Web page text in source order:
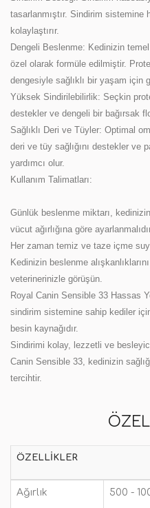
tasarlanmıştır. Sindirim
kolaylaştırır.
Dengeli Beslenme: Kedinizin
özel olarak formüle edilmiştir.
dengesiyle sağlıklı bir yaşam için
Yüksek Sindirilebilirlik: Seçkin
destekler ve dengeli bir bağırsak
Sağlıklı Deri ve Tüyler: Optimal
deri ve tüy sağlığını destekler ve
yardımcı olur.
Kullanım Talimatları:
Günlük beslenme miktarı,
vücut ağırlığına göre
Her zaman temiz ve taze içme
Kedinizin beslenme
veterinerinizle görüşün.
Royal Canin Sensible 33 Hassas
sindirim sistemine sahip kediler
besin kaynağıdır.
Sindirimi kolay, lezzetli ve
Canin Sensible 33, kedinizin
tercihtir.
ÖZELLIKLER
Ağırlık 500 -